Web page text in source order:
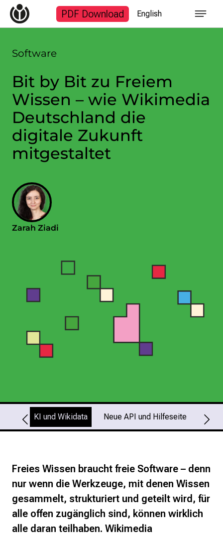
Start
Themen
Zum Inhalt überspringen
PDF Download English
Software
Bit by Bit zu Freiem
Wissen – wie Wikimedia
Deutschland die
digitale Zukunft
mitgestaltet
Zarah Ziadi
KI und Wikidata Neue API und Hilfeseite
Freies Wissen braucht freie Software – denn
nur wenn die Werkzeuge, mit denen Wissen
gesammelt, strukturiert und geteilt wird, für
alle offen zugänglich sind, können wirklich
alle daran teilhaben. Wikimedia